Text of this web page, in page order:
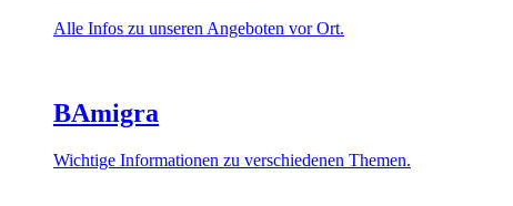
Alle Infos zu unseren Angeboten vor Ort.
BAmigra
Wichtige Informationen zu verschiedenen Themen.